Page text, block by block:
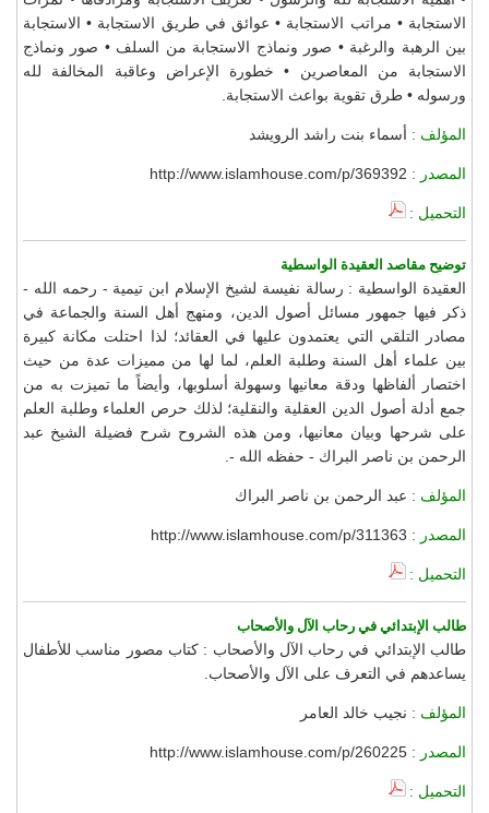
الاستجابة • مراتب الاستجابة • عوائق في طريق الاستجابة • الاستجابة
بين الرهبة والرغبة • صور ونماذج الاستجابة من السلف • صور ونماذج
الاستجابة من المعاصرين • خطورة الإعراض وعاقبة المخالفة لله
ورسوله • طرق تقوية بواعث الاستجابة.
المؤلف : أسماء بنت راشد الرويشد
المصدر : http://www.islamhouse.com/p/369392
التحميل :
توضيح مقاصد العقيدة الواسطية
العقيدة الواسطية : رسالة نفيسة لشيخ الإسلام ابن تيمية - رحمه الله -
ذكر فيها جمهور مسائل أصول الدين، ومنهج أهل السنة والجماعة في
مصادر التلقي التي يعتمدون عليها في العقائد؛ لذا احتلت مكانة كبيرة
بين علماء أهل السنة وطلبة العلم، لما لها من مميزات عدة من حيث
اختصار ألفاظها ودقة معانيها وسهولة أسلوبها، وأيضاً ما تميزت به من
جمع أدلة أصول الدين العقلية والنقلية؛ لذلك حرص العلماء وطلبة العلم
على شرحها وبيان معانيها، ومن هذه الشروح شرح فضيلة الشيخ عبد
الرحمن بن ناصر البراك - حفظه الله -.
المؤلف : عبد الرحمن بن ناصر البراك
المصدر : http://www.islamhouse.com/p/311363
التحميل :
طالب الإبتدائي في رحاب الآل والأصحاب
طالب الإبتدائي في رحاب الآل والأصحاب : كتاب مصور مناسب للأطفال
يساعدهم في التعرف على الآل والأصحاب.
المؤلف : نجيب خالد العامر
المصدر : http://www.islamhouse.com/p/260225
التحميل :